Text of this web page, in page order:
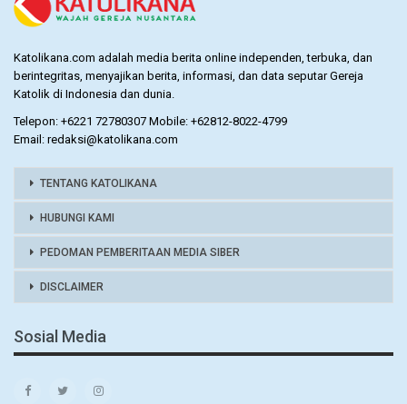
Katolikana.com adalah media berita online independen, terbuka, dan
berintegritas, menyajikan berita, informasi, dan data seputar Gereja
Katolik di Indonesia dan dunia.
Telepon: +6221 72780307 Mobile: +62812-8022-4799
Email: redaksi@katolikana.com
TENTANG KATOLIKANA
HUBUNGI KAMI
PEDOMAN PEMBERITAAN MEDIA SIBER
DISCLAIMER
Sosial Media